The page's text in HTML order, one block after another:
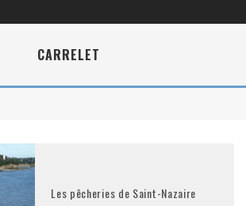
CARRELET
Les pêcheries de Saint-Nazaire